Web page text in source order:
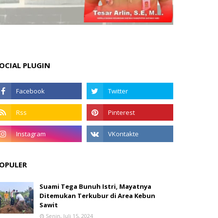
PLUGIN
Suami Tega Bunuh Istri, Mayatnya
Ditemukan Terkubur di Area Kebun
Sawit
Senin, Juli 15, 2024